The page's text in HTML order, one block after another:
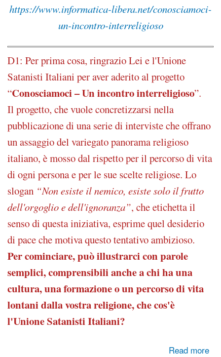
https://www.informatica-libera.net/conosciamoci-
un-incontro-interreligioso
D1: Per prima cosa, ringrazio Lei e l'Unione
Satanisti Italiani per aver aderito al progetto
“Conosciamoci – Un incontro interreligioso”.
Il progetto, che vuole concretizzarsi nella
pubblicazione di una serie di interviste che offrano
un assaggio del variegato panorama religioso
italiano, è mosso dal rispetto per il percorso di vita
di ogni persona e per le sue scelte religiose. Lo
slogan “Non esiste il nemico, esiste solo il frutto
dell'orgoglio e dell'ignoranza”, che etichetta il
senso di questa iniziativa, esprime quel desiderio
di pace che motiva questo tentativo ambizioso.
Per cominciare, può illustrarci con parole
semplici, comprensibili anche a chi ha una
cultura, una formazione o un percorso di vita
lontani dalla vostra religione, che cos'è
l'Unione Satanisti Italiani?
Read more
about Conosciamoci - Intervista all'Unione Satanisti Italiani